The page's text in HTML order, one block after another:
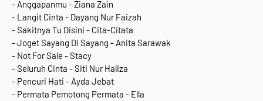
- Anggapanmu - Ziana Zain
- Langit Cinta - Dayang Nur Faizah
- Sakitnya Tu Disini - Cita-Citata
- Joget Sayang Di Sayang - Anita Sarawak
- Not For Sale - Stacy
- Seluruh Cinta - Siti Nur Haliza
- Pencuri Hati - Ayda Jebat
- Permata Pemotong Permata - Ella